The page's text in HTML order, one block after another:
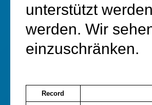
unterstützt
werden. Wir
einzuschränken.
Record